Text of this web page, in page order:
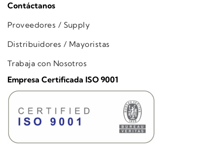
Contáctanos
Proveedores / Supply
Distribuidores / Mayoristas
Trabaja con Nosotros
Empresa Certificada ISO 9001